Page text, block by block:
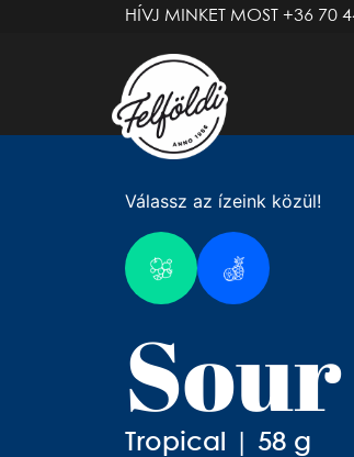
HÍVJ MINKET MOST +36 70
Válassz az ízeink közül!
Tropical | 58 g